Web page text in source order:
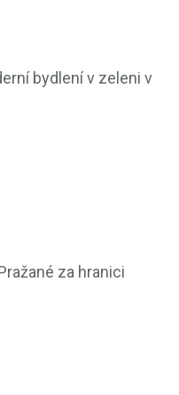
bydlení v zeleni v
za hranici